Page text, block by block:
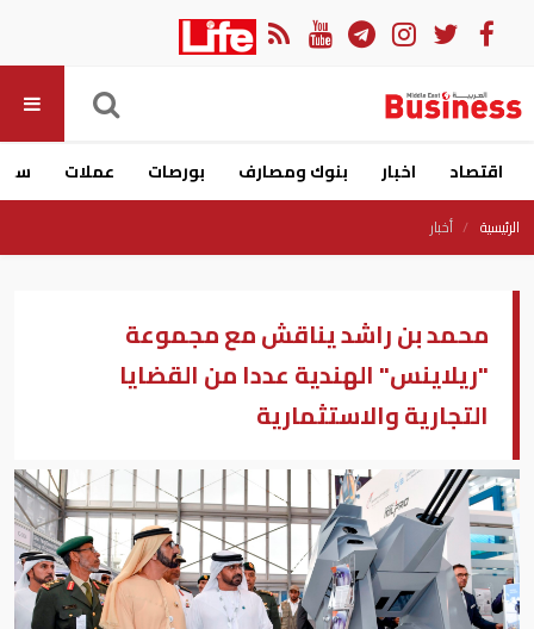
اقتصاد اخبار بنوك ومصارف بورصات عملات
الرئيسية أخبار
محمد بن راشد يناقش مع مجموعة
"ريلاينس" الهندية عددا من القضايا
التجارية والاستثمارية